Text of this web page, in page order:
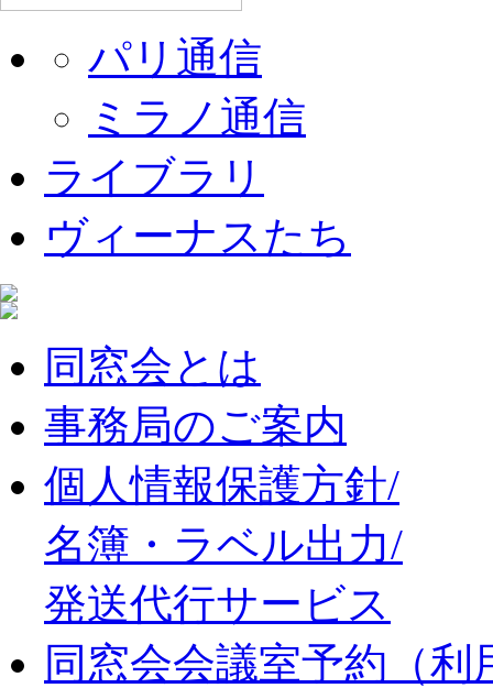
パリ通信
ミラノ通信
ライブラリ
ヴィーナスたち
同窓会とは
事務局のご案内
個人情報保護方針/
名簿・ラベル出力/
発送代行サービス
同窓会会議室予約（利